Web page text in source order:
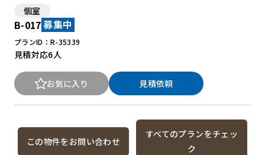
個室
B-017 募集中
プランID：R-35339
見積対応6人
お気に入り 見積依頼
この物件をお問い合わせ
すべてのプランをチェッ
ク